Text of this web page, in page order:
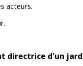
acteurs.
directrice d'un